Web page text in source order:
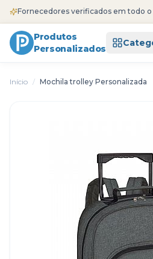
Fornecedores verificados em todo o
Produtos
Personalizados
Início / Mochila trolley Personalizada